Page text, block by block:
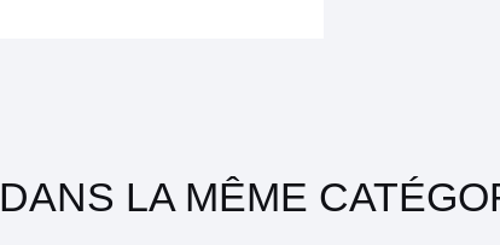
DANS LA MÊME